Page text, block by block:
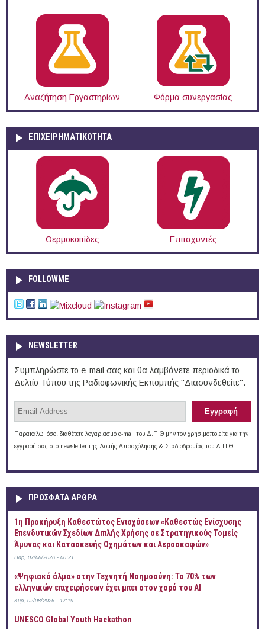
Αναζήτηση Εργαστηρίων Φόρμα συνεργασίας
ΕΠΙΧΕΙΡΗΜΑΤΙΚΟΤΗΤΑ
Θερμοκοιτίδες Επιταχυντές
FOLLOWME
NEWSLETTER
Συμπληρώστε το e-mail σας και θα λαμβάνετε περιοδικά το
Δελτίο Τύπου της Ραδιοφωνικής Εκπομπής "Διασυνδεθείτε".
Παρακαλώ, όσοι διαθέτετε λογαριασμό e-mail του Δ.Π.Θ μην τον χρησιμοποιείτε για την
εγγραφή σας στο newsletter της Δομής Απασχόλησης & Σταδιοδρομίας του Δ.Π.Θ.
ΠΡOΣΦΑΤΑ AΡΘΡΑ
1η Προκήρυξη Καθεστώτος Ενισχύσεων «Καθεστώς Ενίσχυσης
Επενδυτικών Σχεδίων Διπλής Χρήσης σε Στρατηγικούς Τομείς
Άμυνας και Κατασκευής Οχημάτων και Αεροσκαφών»
Παρ, 07/08/2026 - 00:21
«Ψηφιακό άλμα» στην Τεχνητή Νοημοσύνη: Το 70% των
ελληνικών επιχειρήσεων έχει μπει στον χορό του AI
Κυρ, 02/08/2026 - 17:19
UNESCO Global Youth Hackathon